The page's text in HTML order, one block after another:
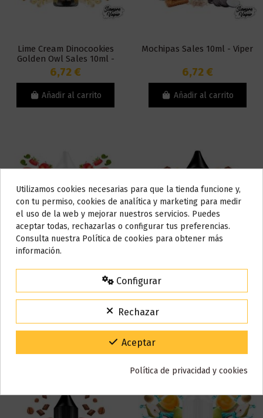
Lime Cream Dinocookies
Golden Owl Sales 10ml -
Viper
6,72 €
Añadir al carrito
Mochipas Sales 10ml - Viper
6,72 €
Añadir al carrito
Hentai Sales 10ml - Viper
Añadir al carrito
Choco Nut Tart Pastry
Masters Sales 10ml - Bombo
Añadir al carrito
Do not show again.
AVISO IMPORTANTE
Nos tomamos unos días
15% de descuento
Código:VACACIONES15
Gracias por tu paciencia y por seguir confiando en nosotros.
Utilizamos cookies necesarias para que la tienda funcione y,
con tu permiso, cookies de analítica y marketing para medir
el uso de la web y mejorar nuestros servicios. Puedes
aceptar todas, rechazarlas o configurar tus preferencias.
Consulta nuestra Política de cookies para obtener más
información.
Configurar
Rechazar
Aceptar
Política de privacidad y cookies